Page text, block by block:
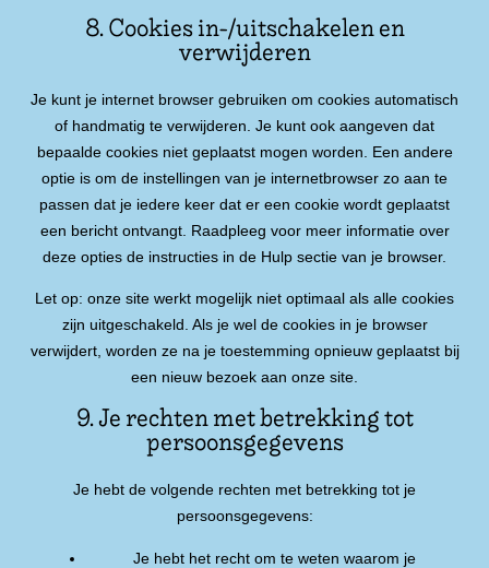
8. Cookies in-/uitschakelen en
verwijderen
Je kunt je internet browser gebruiken om cookies automatisch
of handmatig te verwijderen. Je kunt ook aangeven dat
bepaalde cookies niet geplaatst mogen worden. Een andere
optie is om de instellingen van je internetbrowser zo aan te
passen dat je iedere keer dat er een cookie wordt geplaatst
een bericht ontvangt. Raadpleeg voor meer informatie over
deze opties de instructies in de Hulp sectie van je browser.
Let op: onze site werkt mogelijk niet optimaal als alle cookies
zijn uitgeschakeld. Als je wel de cookies in je browser
verwijdert, worden ze na je toestemming opnieuw geplaatst bij
een nieuw bezoek aan onze site.
9. Je rechten met betrekking tot
persoonsgegevens
Je hebt de volgende rechten met betrekking tot je
persoonsgegevens:
Je hebt het recht om te weten waarom je